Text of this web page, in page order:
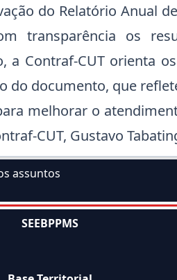
do Relatório Anual
transparência os
a Contraf-CUT orienta
do documento, que
melhorar o
CUT, Gustavo
assuntos
SEEBPPMS